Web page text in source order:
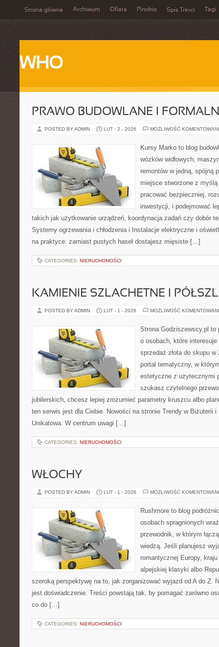
Strona główna Archiwum Ofiara Pinokio Spis Treści Tagi
WHO
PRAWO BUDOWLANE I
POSTED BY ADMIN LUT - 2 - 2026 MOŻLIWOŚĆ
Kursy Marko to blog
wózków widłowych,
remontów w jedną, spójną
miejsce stworzone z
pracować bezpieczniej,
inwestycji, i podejmować
takich jak użytkowanie urządzeń, koordynacja zadań czy dobór
Systemy ogrzewania i chłodzenia i Instalacje elektryczne i
na praktyce: zamiast pustych haseł dostajesz mięsiste […]
CATEGORIES: NIERUCHOMOŚCI
KAMIENIE SZLACHETNE I
POSTED BY ADMIN LUT - 1 - 2026 MOŻLIWOŚĆ
Strona Godziszewscy.pl to
o osobach, które
sprzedaż złota do skupu
portal tematyczny, w
estetyczne z użytecznymi
szukasz czytelnego
jubilerskich, chcesz lepiej zrozumieć parametry kruszcu albo
ten serwis jest dla Ciebie. Nowości na stronie Trendy w Biżuterii
Unikatowa. W centrum uwagi […]
CATEGORIES: NIERUCHOMOŚCI
WŁOCHY
POSTED BY ADMIN LUT - 1 - 2026 MOŻLIWOŚĆ
Rushmore to blog
osobach spragnionych
przewodnik, w którym
wiedzą. Jeśli planujesz
romantycznej Europy,
alpejskiej klasyki albo
szeroką perspektywę na to, jak zorganizować wyjazd od A do Z.
jest doświadczenie. Treści powstają tak, by pomagać zarówno
co do […]
CATEGORIES: NIERUCHOMOŚCI